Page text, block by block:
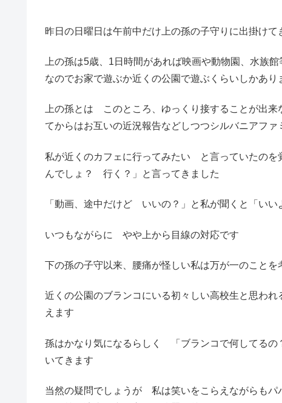
昨日の日曜日は午前中だけ上の孫の子守りに出掛けて
上の孫は5歳、1日時間があれば映画や動物園、水族
なのでお家で遊ぶか近くの公園で遊ぶくらいしかあり
上の孫とは このところ、ゆっくり接することが出
てからはお互いの近況報告などしつつシルバニアフ
私が近くのカフェに行ってみたい と言っていたのを
んでしょ？ 行く？」と言ってきました
「動画、途中だけど いいの？」と私が聞くと「い
いつもながらに やや上から目線の対応です
下の孫の子守以来、腰痛が怪しい私は万が一のこと
近くの公園のブランコにいる初々しい高校生と思わ
えます
孫はかなり気になるらしく 「ブランコで何してるの
いてきます
当然の疑問でしょうが 私は笑いをこらえながらもパ